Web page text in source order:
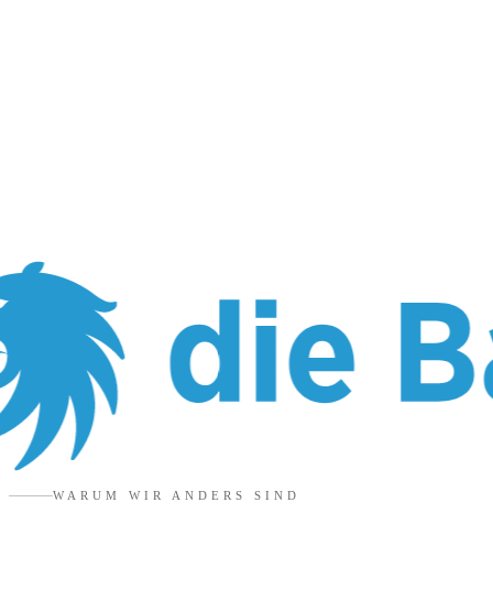
WARUM WIR ANDERS SIND